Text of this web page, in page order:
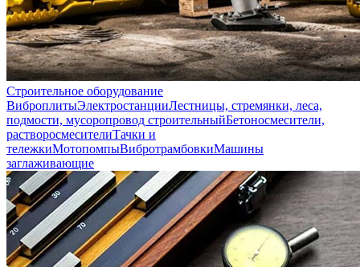
Строительное оборудование
ВиброплитыЭлектростанцииЛестницы, стремянки, леса,
подмости, мусоропровод строительныйБетоносмесители,
растворосмесителиТачки и
тележкиМотопомпыВибротрамбовкиМашины
заглаживающие